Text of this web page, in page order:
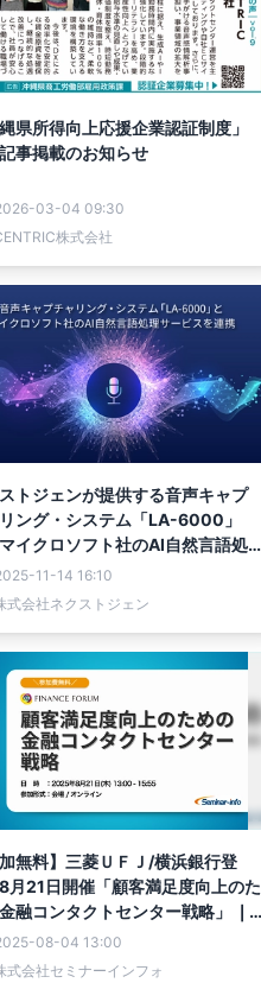
縄県所得向上応援企業認証制度」
事掲載のお知らせ
03-04 09:30
株式会社
トジェンが提供する音声キャプ
ング・システム「LA-6000」
イクロソフト社のAI自然言語処
ビスを連携
11-14 16:10
式会社ネクストジェン
加無料】三菱ＵＦＪ/横浜銀行登
月21日開催「顧客満足度向上のた
融コンタクトセンター戦略」 ❘
ーインフォ
08-04 13:00
式会社セミナーインフォ